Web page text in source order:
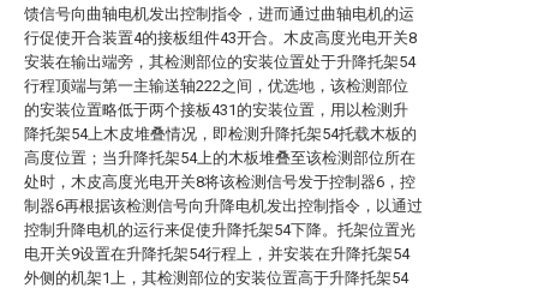
馈信号向曲轴电机发出控制指令，进而通过曲轴电机的运
行促使开合装置4的接板组件43开合。木皮高度光电开关8
安装在输出端旁，其检测部位的安装位置处于升降托架54
行程顶端与第一主输送轴222之间，优选地，该检测部位
的安装位置略低于两个接板431的安装位置，用以检测升
降托架54上木皮堆叠情况，即检测升降托架54托载木板的
高度位置；当升降托架54上的木板堆叠至该检测部位所在
处时，木皮高度光电开关8将该检测信号发于控制器6，控
制器6再根据该检测信号向升降电机发出控制指令，以通过
控制升降电机的运行来促使升降托架54下降。托架位置光
电开关9设置在升降托架54行程上，并安装在升降托架54
外侧的机架1上，其检测部位的安装位置高于升降托架54